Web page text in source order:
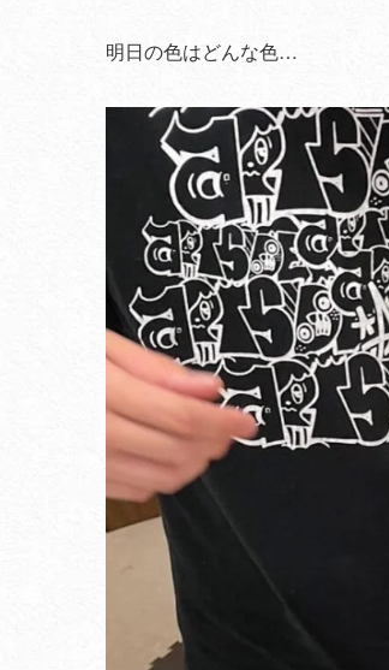
明日の色はどんな色…